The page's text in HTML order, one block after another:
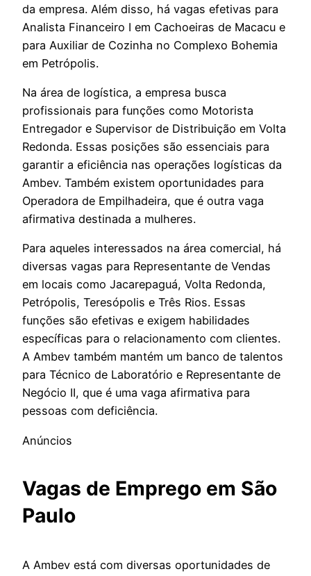
da empresa. Além disso, há vagas efetivas para
Analista Financeiro I em Cachoeiras de Macacu e
para Auxiliar de Cozinha no Complexo Bohemia
em Petrópolis.
Na área de logística, a empresa busca
profissionais para funções como Motorista
Entregador e Supervisor de Distribuição em Volta
Redonda. Essas posições são essenciais para
garantir a eficiência nas operações logísticas da
Ambev. Também existem oportunidades para
Operadora de Empilhadeira, que é outra vaga
afirmativa destinada a mulheres.
Para aqueles interessados na área comercial, há
diversas vagas para Representante de Vendas
em locais como Jacarepaguá, Volta Redonda,
Petrópolis, Teresópolis e Três Rios. Essas
funções são efetivas e exigem habilidades
específicas para o relacionamento com clientes.
A Ambev também mantém um banco de talentos
para Técnico de Laboratório e Representante de
Negócio II, que é uma vaga afirmativa para
pessoas com deficiência.
Anúncios
Vagas de Emprego em São
Paulo
A Ambev está com diversas oportunidades de